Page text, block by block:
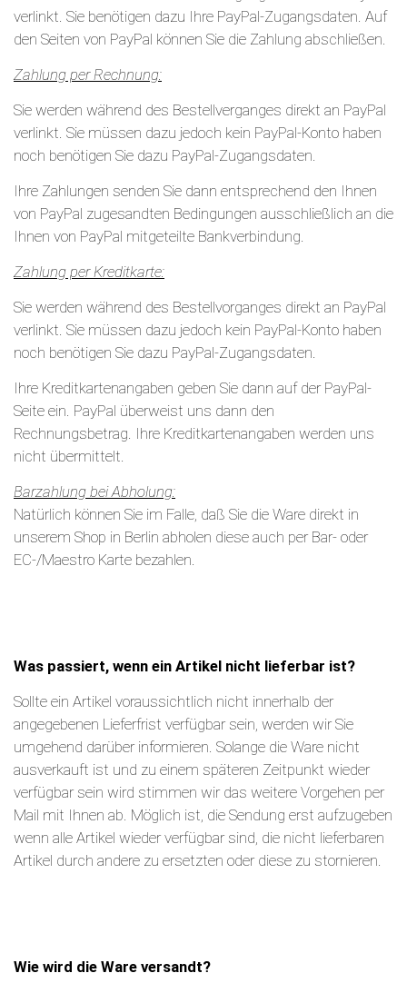
verlinkt. Sie benötigen dazu Ihre PayPal-Zugangsdaten. Auf
den Seiten von PayPal können Sie die Zahlung abschließen.
Zahlung per Rechnung:
Sie werden während des Bestellverganges direkt an PayPal
verlinkt. Sie müssen dazu jedoch kein PayPal-Konto haben
noch benötigen Sie dazu PayPal-Zugangsdaten.
Ihre Zahlungen senden Sie dann entsprechend den Ihnen
von PayPal zugesandten Bedingungen ausschließlich an die
Ihnen von PayPal mitgeteilte Bankverbindung.
Zahlung per Kreditkarte:
Sie werden während des Bestellvorganges direkt an PayPal
verlinkt. Sie müssen dazu jedoch kein PayPal-Konto haben
noch benötigen Sie dazu PayPal-Zugangsdaten.
Ihre Kreditkartenangaben geben Sie dann auf der PayPal-
Seite ein. PayPal überweist uns dann den
Rechnungsbetrag. Ihre Kreditkartenangaben werden uns
nicht übermittelt.
Barzahlung bei Abholung:
Natürlich können Sie im Falle, daß Sie die Ware direkt in
unserem Shop in Berlin abholen diese auch per Bar- oder
EC-/Maestro Karte bezahlen.
Was passiert, wenn ein Artikel nicht lieferbar ist?
Sollte ein Artikel voraussichtlich nicht innerhalb der
angegebenen Lieferfrist verfügbar sein, werden wir Sie
umgehend darüber informieren. Solange die Ware nicht
ausverkauft ist und zu einem späteren Zeitpunkt wieder
verfügbar sein wird stimmen wir das weitere Vorgehen per
Mail mit Ihnen ab. Möglich ist, die Sendung erst aufzugeben
wenn alle Artikel wieder verfügbar sind, die nicht lieferbaren
Artikel durch andere zu ersetzten oder diese zu stornieren.
Wie wird die Ware versandt?